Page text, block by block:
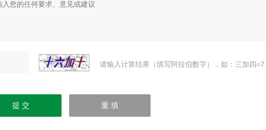
请输入计算结果（填写阿拉伯数字），如：三加四=7